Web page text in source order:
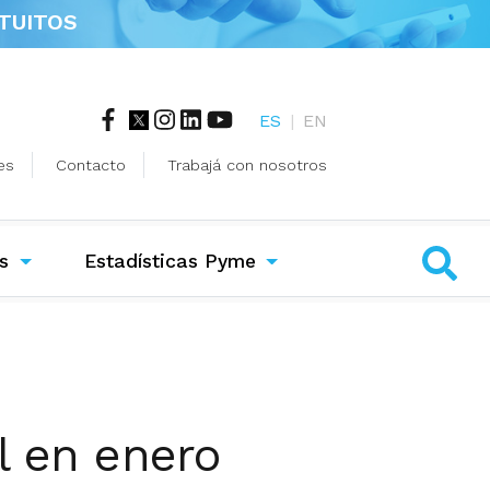
ES | EN
Contacto Trabajá con nosotros
Estadísticas Pyme
en enero